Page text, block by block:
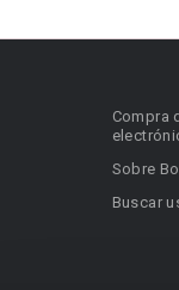
Compra
Sobre
Buscar